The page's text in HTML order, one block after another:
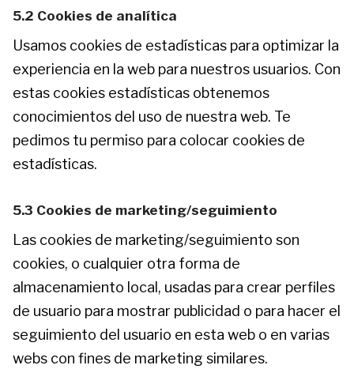
5.2 Cookies de analítica
Usamos cookies de estadísticas para optimizar la
experiencia en la web para nuestros usuarios. Con
estas cookies estadísticas obtenemos
conocimientos del uso de nuestra web. Te
pedimos tu permiso para colocar cookies de
estadísticas.
5.3 Cookies de marketing/seguimiento
Las cookies de marketing/seguimiento son
cookies, o cualquier otra forma de
almacenamiento local, usadas para crear perfiles
de usuario para mostrar publicidad o para hacer el
seguimiento del usuario en esta web o en varias
webs con fines de marketing similares.